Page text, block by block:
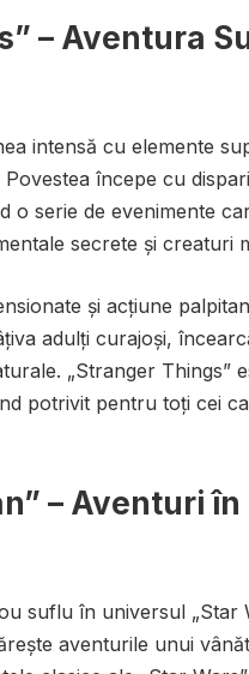
– Aventura
intensă cu elemente
începe cu
o serie de evenimente
secrete și creaturi
și acțiune
adulți curajoși,
„Stranger Things”
potrivit pentru toți cei
– Aventuri
suflu în universul „Star
aventurile unui